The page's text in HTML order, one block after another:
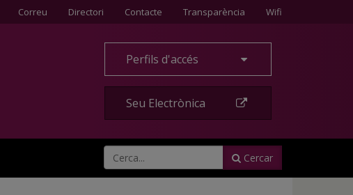
Correu Directori Contacte
Contacte Transparència Wifi
Perfils d'accés
Seu Electrònica
Cercar